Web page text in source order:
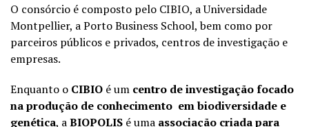
O consórcio é composto pelo CIBIO, a Universidade
Montpellier, a Porto Business School, bem como por
parceiros públicos e privados, centros de investigação e
empresas.
Enquanto o CIBIO é um centro de investigação focado
na produção de conhecimento em biodiversidade e
genética, aBIOPOLIS é uma associação criada para